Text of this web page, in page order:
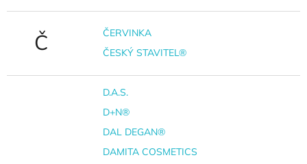
Č
ČERVINKA
ČESKÝ STAVITEL®
D.A.S.
D+N®
DAL DEGAN®
DAMITA COSMETICS